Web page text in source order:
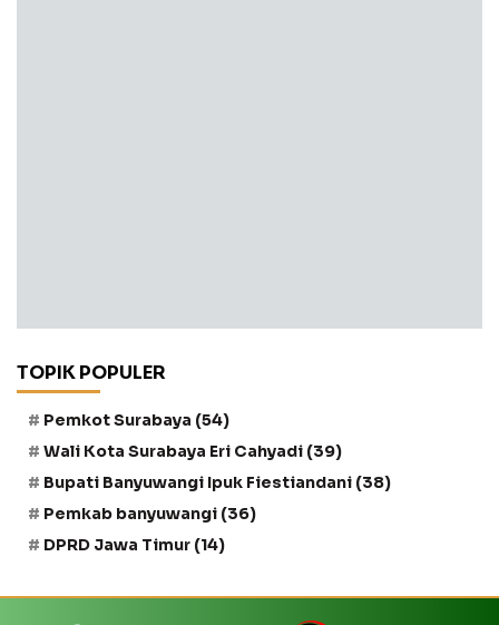
TOPIK POPULER
Pemkot Surabaya (54)
Wali Kota Surabaya Eri Cahyadi (39)
Bupati Banyuwangi Ipuk Fiestiandani (38)
Pemkab banyuwangi (36)
DPRD Jawa Timur (14)